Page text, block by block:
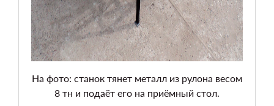
На фото: станок тянет металл из рулона весом
8 тн и подаёт его на приёмный стол.